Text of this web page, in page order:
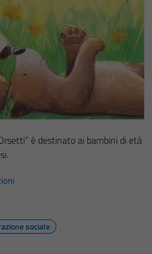
è destinato ai bambini di età
sociale